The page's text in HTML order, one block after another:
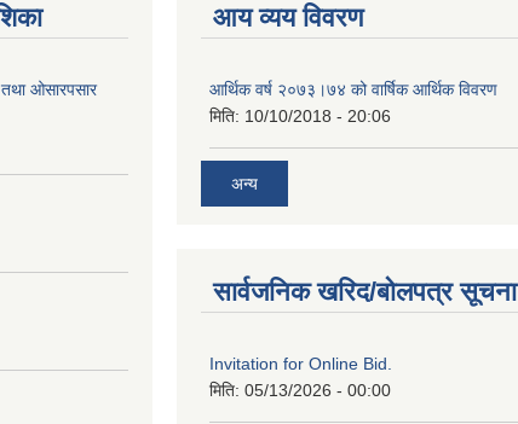
ओसारपसार
आय व्यय विवरण
आर्थिक वर्ष २०७३।७४ को वार्षिक आर्थिक विवरण
मिति: 10/10/2018 - 20:06
अन्य
सार्वजनिक खरिद/बोलपत्र सूचना
Invitation for Online Bid.
मिति: 05/13/2026 - 00:00